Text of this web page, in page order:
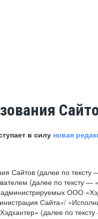
в силу новая
Сайтов (далее по
(далее по тексту
ООО
Сайта»/
(далее по